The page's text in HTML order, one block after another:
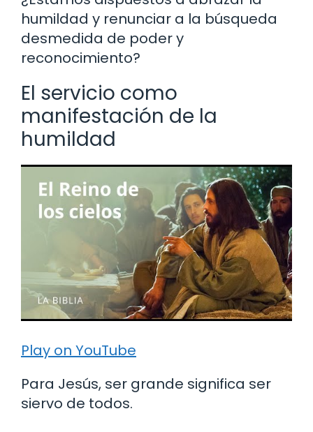
humildad y renunciar a la búsqueda
desmedida de poder y
reconocimiento?
El servicio como
manifestación de la
humildad
Play on YouTube
Para Jesús, ser grande significa ser
siervo de todos.